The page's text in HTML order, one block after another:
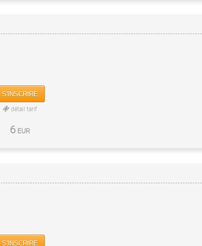
S'INSCRIRE
détail tarif
6 EUR
S'INSCRIRE